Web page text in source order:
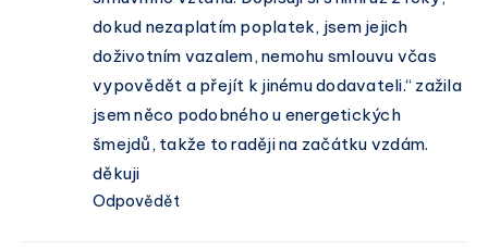
dokud nezaplatím poplatek, jsem jejich
doživotním vazalem, nemohu smlouvu včas
vypovědět a přejít k jinému dodavateli.“ zažila
jsem něco podobného u energetických
šmejdů, takže to raději na začátku vzdám.
děkuji
Odpovědět